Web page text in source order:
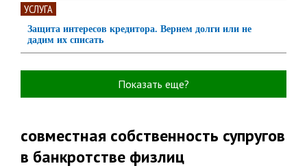
УСЛУГА
Защита интересов кредитора. Вернем долги или не
дадим их списать
Показать еще?
совместная собственность супругов
в банкротстве физлиц